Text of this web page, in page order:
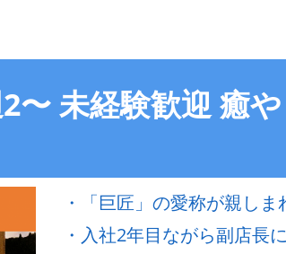
〜 未経験歓迎 癒
・「巨匠」の愛称が親し
・入社2年目ながら副店長